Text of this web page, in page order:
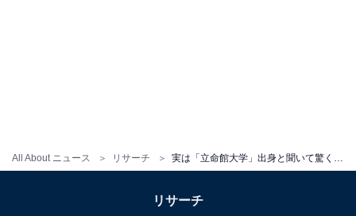
All About ニュース リサーチ
こちらもおすすめ
名人ランキング！ 2位「真田広之」、1位は？
リサーチ